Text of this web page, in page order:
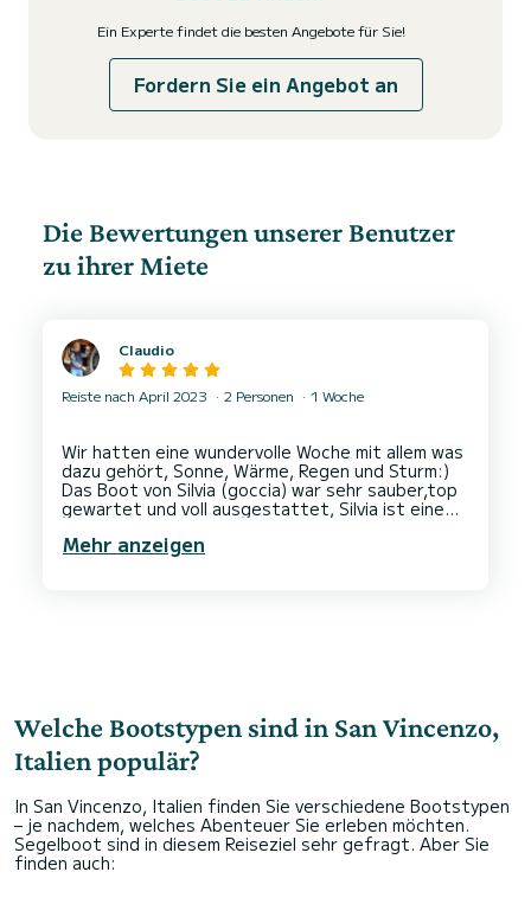
Ein Experte findet die besten Angebote für Sie!
Fordern Sie ein Angebot an
Die Bewertungen unserer Benutzer
zu ihrer Miete
Claudio
Reiste nach April 2023 2 Personen 1 Woche
Wir hatten eine wundervolle Woche mit allem was
dazu gehört, Sonne, Wärme, Regen und Sturm:)
Das Boot von Silvia (goccia) war sehr sauber,top
gewartet und voll ausgestattet, Silvia ist eine
Mehr anzeigen
Welche Bootstypen sind in San Vincenzo,
Italien populär?
In San Vincenzo, Italien finden Sie verschiedene Bootstypen
– je nachdem, welches Abenteuer Sie erleben möchten.
Segelboot sind in diesem Reiseziel sehr gefragt. Aber Sie
finden auch: